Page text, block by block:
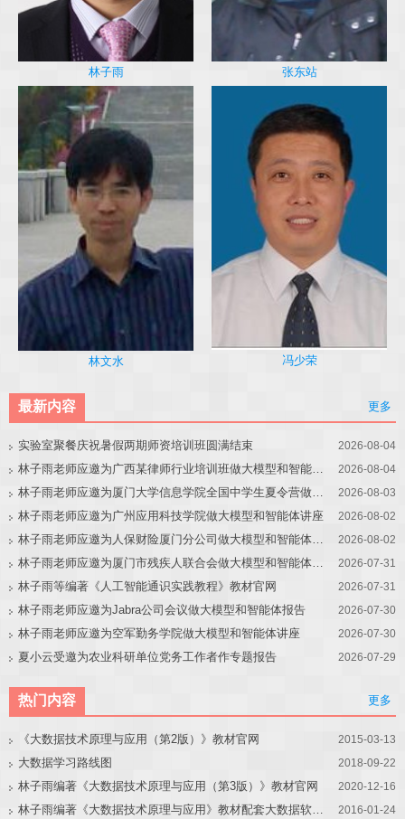
林子雨 张东站
林文水 冯少荣
最新内容 更多
实验室聚餐庆祝暑假两期师资培训班圆满结束 2026-08-04
2026-08-04
2026-08-03
林子雨老师应邀为广州应用科技学院做大模型和智能体讲座 2026-08-02
2026-08-02
2026-07-31
林子雨等编著《人工智能通识实践教程》教材官网 2026-07-31
林子雨老师应邀为Jabra公司会议做大模型和智能体报告 2026-07-30
林子雨老师应邀为空军勤务学院做大模型和智能体讲座 2026-07-30
夏小云受邀为农业科研单位党务工作者作专题报告 2026-07-29
热门内容 更多
《大数据技术原理与应用（第2版）》教材官网 2015-03-13
大数据学习路线图 2018-09-22
林子雨编著《大数据技术原理与应用（第3版）》教材官网 2020-12-16
2016-01-24